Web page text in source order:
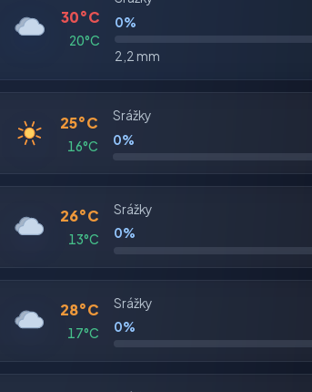
30°C
20°C
0%
2,2 mm
25°C
16°C
Srážky
0%
26°C
13°C
Srážky
0%
28°C
17°C
Srážky
0%